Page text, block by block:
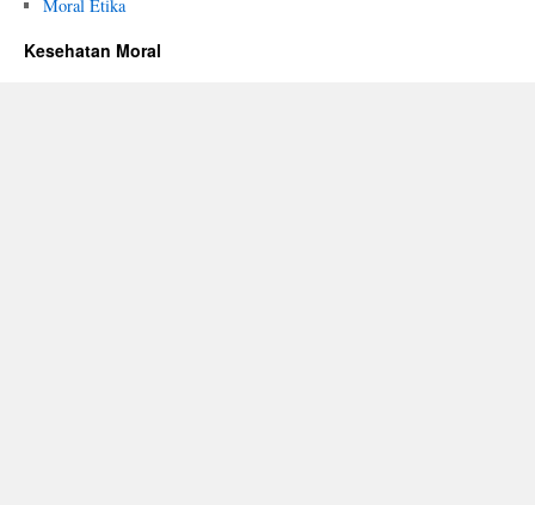
Moral Etika
Kesehatan Moral